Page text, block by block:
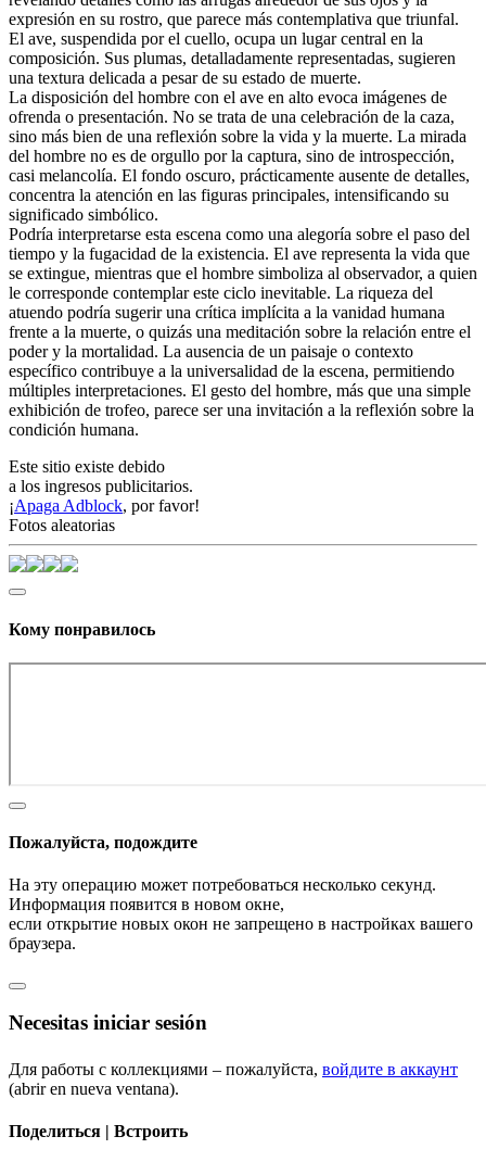
expresión en su rostro, que parece más contemplativa que triunfal.
El ave, suspendida por el cuello, ocupa un lugar central en la
composición. Sus plumas, detalladamente representadas, sugieren
una textura delicada a pesar de su estado de muerte.
La disposición del hombre con el ave en alto evoca imágenes de
ofrenda o presentación. No se trata de una celebración de la caza,
sino más bien de una reflexión sobre la vida y la muerte. La mirada
del hombre no es de orgullo por la captura, sino de introspección,
casi melancolía. El fondo oscuro, prácticamente ausente de detalles,
concentra la atención en las figuras principales, intensificando su
significado simbólico.
Podría interpretarse esta escena como una alegoría sobre el paso del
tiempo y la fugacidad de la existencia. El ave representa la vida que
se extingue, mientras que el hombre simboliza al observador, a quien
le corresponde contemplar este ciclo inevitable. La riqueza del
atuendo podría sugerir una crítica implícita a la vanidad humana
frente a la muerte, o quizás una meditación sobre la relación entre el
poder y la mortalidad. La ausencia de un paisaje o contexto
específico contribuye a la universalidad de la escena, permitiendo
múltiples interpretaciones. El gesto del hombre, más que una simple
exhibición de trofeo, parece ser una invitación a la reflexión sobre la
condición humana.
Este sitio existe debido
a los ingresos publicitarios.
¡Apaga Adblock, por favor!
Fotos aleatorias
Кому понравилось
Пожалуйста, подождите
На эту операцию может потребоваться несколько секунд.
Информация появится в новом окне,
если открытие новых окон не запрещено в настройках вашего
браузера.
Necesitas iniciar sesión
Для работы с коллекциями – пожалуйста, войдите в аккаунт
(abrir en nueva ventana).
Поделиться | Встроить